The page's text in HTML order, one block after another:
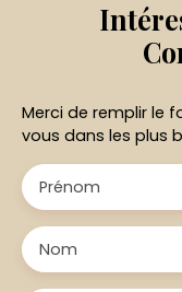
Merci de remplir le
vous dans les plus
Prénom
Nom